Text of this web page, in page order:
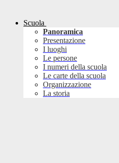
Scuola
Panoramica
Presentazione
I luoghi
Le persone
I numeri della scuola
Le carte della scuola
Organizzazione
La storia